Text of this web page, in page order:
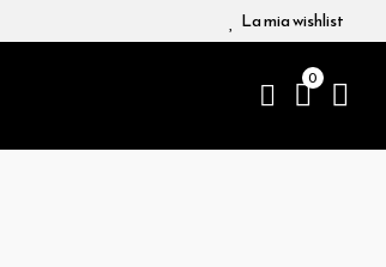
La mia wishlist
0